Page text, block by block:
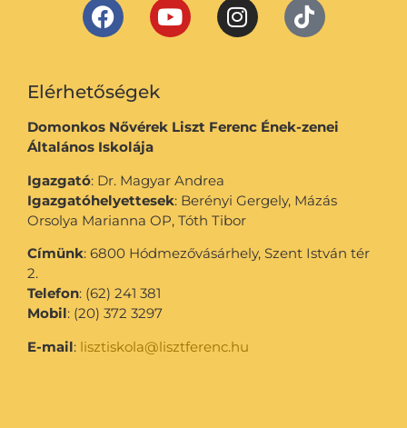
Elérhetőségek
Domonkos Nővérek Liszt Ferenc Ének-zenei
Általános Iskolája
Igazgató: Dr. Magyar Andrea
Igazgatóhelyettesek: Berényi Gergely, Mázás
Orsolya Marianna OP, Tóth Tibor
Címünk: 6800 Hódmezővásárhely, Szent István tér
2.
Telefon: (62) 241 381
Mobil: (20) 372 3297
E-mail: lisztiskola@lisztferenc.hu